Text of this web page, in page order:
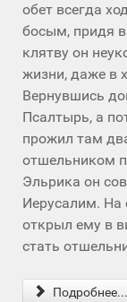
обет всегда
босым, придя
клятву он
жизни, даже в
Вернувшись
Псалтырь, а
прожил там
отшельником
Эльрика он
Иерусалим. На
открыл ему в
стать
Подробнее...